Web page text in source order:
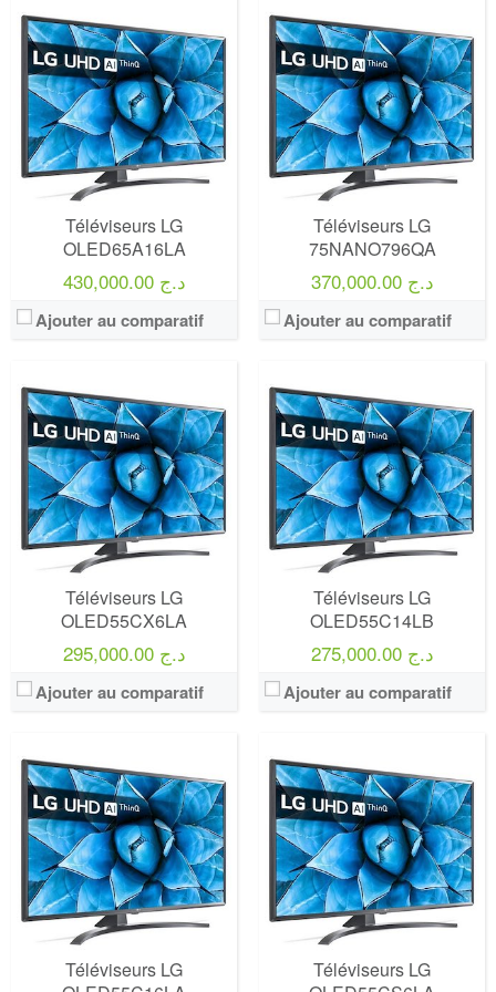
Téléviseurs LG
OLED65A16LA
430,000.00 د.ج
Ajouter au comparatif
Téléviseurs LG
75NANO796QA
370,000.00 د.ج
Ajouter au comparatif
Téléviseurs LG
OLED55CX6LA
295,000.00 د.ج
Ajouter au comparatif
Marque:LG
Prix:75000
Définition:UHD TV
View Details →
Téléviseurs LG
OLED55C14LB
275,000.00 د.ج
Ajouter au comparatif
Marque:LG
Prix:75000
Définition:UHD TV
View Details →
Téléviseurs LG
Marque:LG
Prix:75000
Définition:UHD TV
View Details →
Téléviseurs LG
Marque:LG
Prix:75000
Définition:UHD TV
View Details →